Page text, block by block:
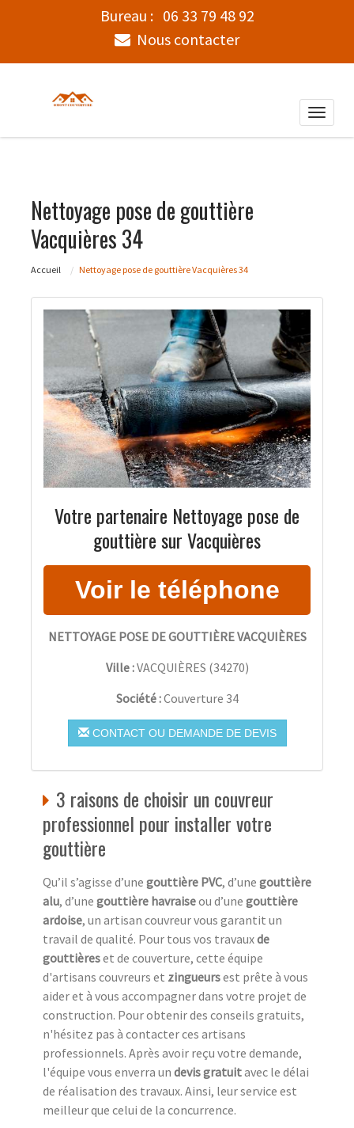
Bureau : 06 33 79 48 92
Nous contacter
Toggle
Nettoyage pose de gouttière
Vacquières 34
Accueil Nettoyage pose de gouttière Vacquières 34
Votre partenaire Nettoyage pose de
gouttière sur Vacquières
NETTOYAGE POSE DE GOUTTIÈRE VACQUIÈRES
Ville :VACQUIÈRES (34270)
Société :Couverture 34
CONTACT OU DEMANDE DE DEVIS
3 raisons de choisir un couvreur
professionnel pour installer votre
gouttière
Qu’il s’agisse d’une gouttière PVC, d’une gouttière
alu, d’une gouttière havraiseou d’une gouttière
ardoise, un artisan couvreur vous garantit un
travail de qualité. Pour tous vos travauxde
gouttièreset de couverture, cette équipe
d'artisans couvreurs et zingueursest prête à vous
aider et à vous accompagner dans votre projet de
construction. Pour obtenir des conseils gratuits,
n'hésitez pas à contacter ces artisans
professionnels. Après avoir reçu votre demande,
l'équipe vous enverra un devis gratuitavec le délai
de réalisation des travaux. Ainsi, leur service est
meilleur que celui de la concurrence.